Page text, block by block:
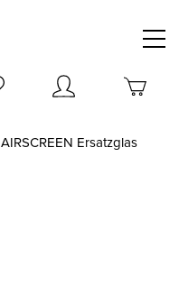
AIRSCREEN Ersatzglas